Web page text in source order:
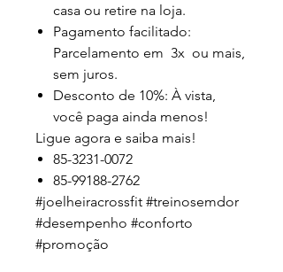
casa ou retire na loja.
Pagamento facilitado:
Parcelamento em 3x ou mais,
sem juros.
Desconto de 10%: À vista,
você paga ainda menos!
Ligue agora e saiba mais!
85-3231-0072
85-99188-2762
#joelheiracrossfit #treinosemdor
#desempenho #conforto
#promoção